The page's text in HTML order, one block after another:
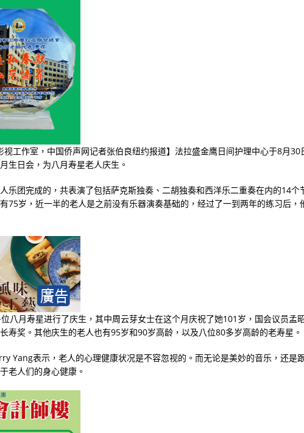
视工作室，中国侨声网记者张伯良纽约报道】法拉盛金鹰日间护理中心于8月30
生日会，为八月寿星老人庆生。
乐团完成的，共表演了包括萨克斯独奏、二胡独奏和西洋乐二重奏在内的14个
75岁，近一半的老人是之前没有乐器演奏基础的，经过了一到两年的练习后，
八月寿星进行了庆生，其中周云芽女士在这个月庆祝了她101 岁，国会议员孟
寿奖。其他庆生的老人也有95岁和90岁高龄，以及八位80多岁高龄的老寿星。
Yang表示，老人的心理健康状况是不容忽视的。而无论是美妙的音乐，还是
老人们的身心健康。